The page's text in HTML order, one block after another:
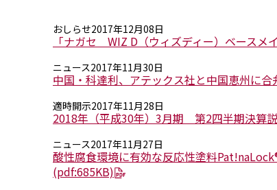
おしらせ2017年12月08日
「ナガセ WIZ D（ウィズディー）ベースメ
ニュース2017年11月30日
中国・科達利、アテックス社と中国恵州に合
適時開示2017年11月28日
2018年（平成30年）3月期 第2四半期決算
ニュース2017年11月27日
酸性腐食環境に有効な反応性塗料
(pdf:685KB)